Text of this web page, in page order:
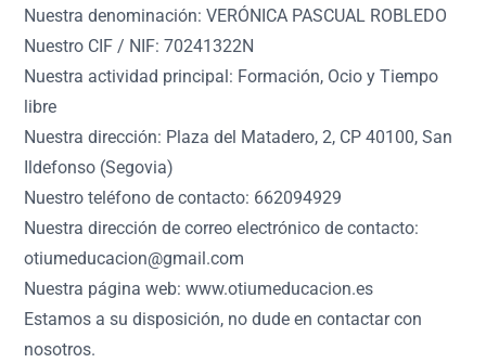
Nuestra denominación: VERÓNICA PASCUAL ROBLEDO
Nuestro CIF / NIF: 70241322N
Nuestra actividad principal: Formación, Ocio y Tiempo
libre
Nuestra dirección: Plaza del Matadero, 2, CP 40100, San
Ildefonso (Segovia)
Nuestro teléfono de contacto: 662094929
Nuestra dirección de correo electrónico de contacto:
otiumeducacion@gmail.com
Nuestra página web: www.otiumeducacion.es
Estamos a su disposición, no dude en contactar con
nosotros.